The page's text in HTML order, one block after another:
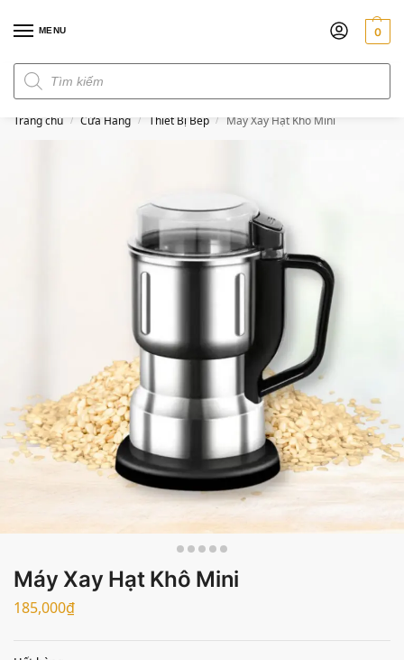
MENU 0
Trang chủ / Cửa Hàng / Thiết Bị Bếp / Máy Xay Hạt Khô Mini
Máy Xay Hạt Khô Mini
185,000₫